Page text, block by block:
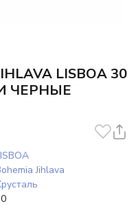
LISBOA 30
ЧЕРНЫЕ
Jihlava